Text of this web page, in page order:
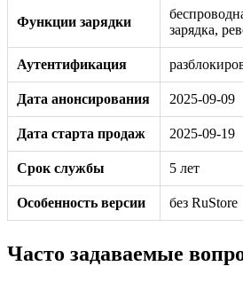
Функции зарядки
зарядка,
Аутентификация
Дата анонсирования 2025-09-09
Дата старта продаж 2025-09-19
Срок службы 5 лет
Особенность версии без RuStore
Часто задаваемые